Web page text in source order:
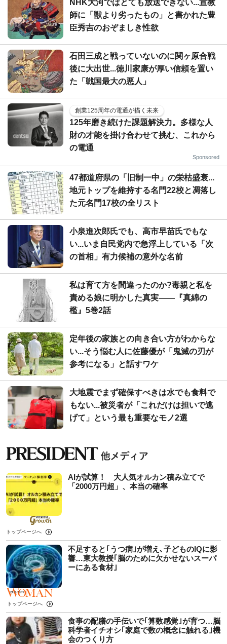
NHK大河ではとても放送できない...宣教
師に「獣より劣ったもの」と書かれた豊
臣秀吉のおぞましき性欲
石田三成と戦っていないのに関ヶ原合戦
後に大出世...徳川家康が厚い信頼を置い
た「戦国最大の悪人」
創業125周年の電通が描く未来
125年磨き続けた課題解決力。多様な人
財の才能を掛け合わせて挑む、これから
の電通
Sponsored
47都道府県の「旧制一中」の栄枯盛衰...
地元トップを維持する名門22校と凋落し
た元名門17校の全リスト
小泉進次郎氏でも、高市早苗氏でもな
い...いま自民党内で急浮上している「次
の首相」有力候補の意外な名前
私は育て方を間違ったのか?毒親と私を
責める娘に明かした真実――『真綿の
檻』5巻2話
定年後の家族との向き合い方がわからな
い...そう悩む人に佐藤優が「鬼滅の刃が
参考になる」と話すワケ
大地震でまず確保すべきは水でも食料で
もない...被災者が「これだけは担いで逃
げて」という最も重要なモノ2選
AIが試算！ 大人気オルカン積み立てで
「2000万円超」、本当の確率
トップページへ
不足すると｢うつ病｣が増え､子どものIQに影
響…東大教授｢脳のために欠かせないスーパ
ーにある食材｣
トップページへ
食事の配膳の手伝いで｢算数感覚｣が育つ…脳
科学者イチオシ｢家庭で数の概念に触れる｣機
会のつくり方